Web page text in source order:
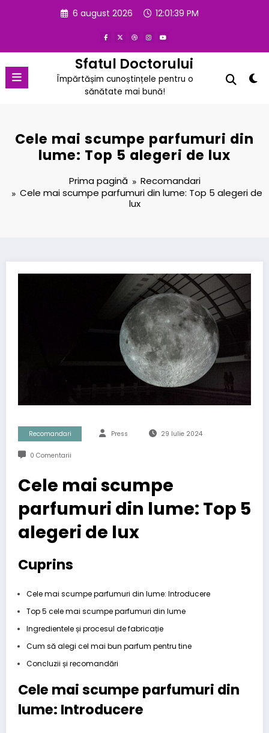
6 august 2026 12:01:40 PM
Sfatul Doctorului
Împărtășim cunoștințele pentru o
sănătate mai bună!
Cele mai scumpe parfumuri din
lume: Top 5 alegeri de lux
Prima pagină
Recomandari
Cele mai scumpe parfumuri din lume: Top 5 alegeri de
lux
Recomandari Press 29 Iulie 2024
0 Comentarii
Cele mai scumpe
parfumuri din lume: Top 5
alegeri de lux
Cuprins
Cele mai scumpe parfumuri din lume: Introducere
Top 5 cele mai scumpe parfumuri din lume
Ingredientele și procesul de fabricație
Cum să alegi cel mai bun parfum pentru tine
Concluzii și recomandări
Cele mai scumpe parfumuri din
lume: Introducere